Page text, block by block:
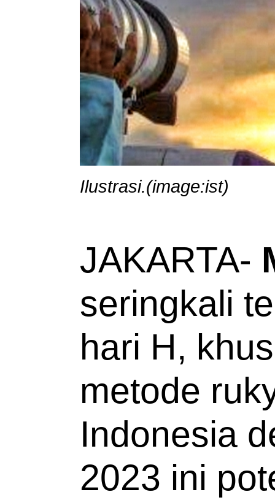
Ilustrasi.(image:ist)
JAKARTA-
seringkali
hari H,
metode
Indonesia
2023 ini